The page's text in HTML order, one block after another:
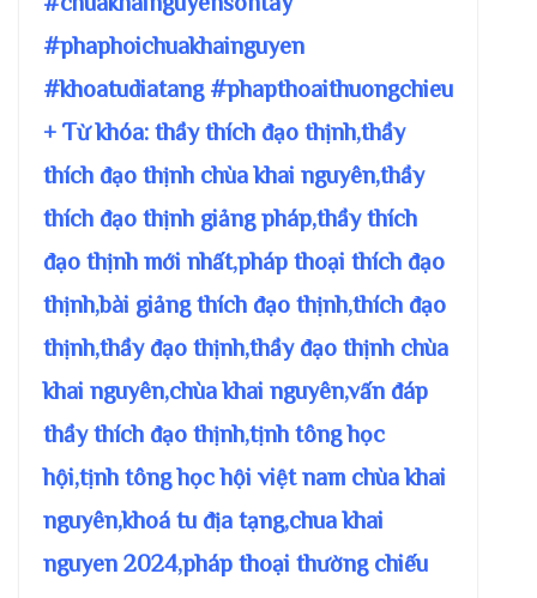
#phaphoichuakhainguyen
#khoatudiatang #phapthoaithuongchieu
+ Từ khóa: thầy thích đạo thịnh,thầy
thích đạo thịnh chùa khai nguyên,thầy
thích đạo thịnh giảng pháp,thầy thích
đạo thịnh mới nhất,pháp thoại thích đạo
thịnh,bài giảng thích đạo thịnh,thích đạo
thịnh,thầy đạo thịnh,thầy đạo thịnh chùa
khai nguyên,chùa khai nguyên,vấn đáp
thầy thích đạo thịnh,tịnh tông học
hội,tịnh tông học hội việt nam chùa khai
nguyên,khoá tu địa tạng,chua khai
nguyen 2024,pháp thoại thường chiếu